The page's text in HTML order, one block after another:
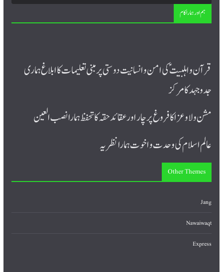
ہم اور ہمارا کام
قرآن و اہلبیت ؑ کی امن و انسانیت دوستی پر مبنی تعلیمات کا ابلاغ ہماری
جدوجہد کا مرکز
مشن ولا و عزا کا فروغ پرچار اورعقائد حقہ کا تحفظ ہمارا نصب العین
عالم اسلام کی وحدت و اخوت ہمارا نظریہ
Other Themes
Jang
Nawaiwaqt
Express